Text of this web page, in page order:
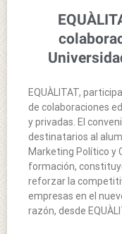
EQUÀLITAT,
de colaboraciones
y privadas. El
destinatarios al
Marketing Político y
formación,
reforzar la
empresas en el
razón, desde